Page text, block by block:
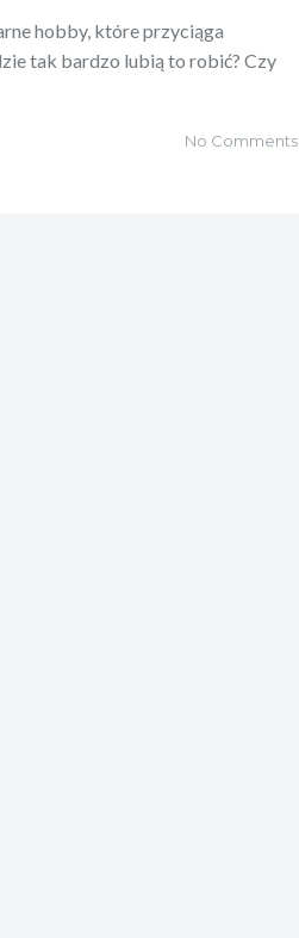
hobby, które przyciąga
tak bardzo lubią to robić? Czy
No Comments